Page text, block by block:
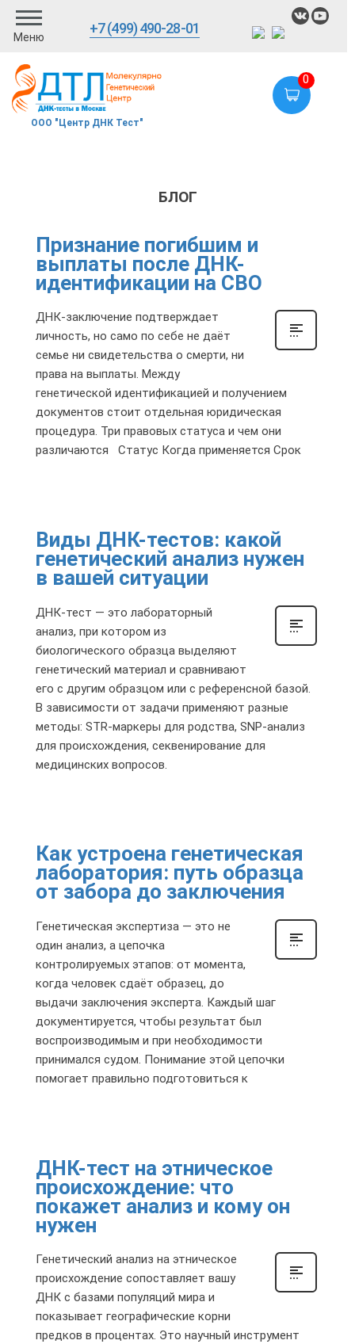
Меню
+7 (499) 490-28-01
ООО "Центр ДНК Тест"
0
БЛОГ
Признание погибшим и
выплаты после ДНК-
идентификации на СВО
ДНК-заключение подтверждает
личность, но само по себе не даёт
семье ни свидетельства о смерти, ни
права на выплаты. Между
генетической идентификацией и получением
документов стоит отдельная юридическая
процедура. Три правовых статуса и чем они
различаются Статус Когда применяется Срок
Виды ДНК-тестов: какой
генетический анализ нужен
в вашей ситуации
ДНК-тест — это лабораторный
анализ, при котором из
биологического образца выделяют
генетический материал и сравнивают
его с другим образцом или с референсной базой.
В зависимости от задачи применяют разные
методы: STR-маркеры для родства, SNP-анализ
для происхождения, секвенирование для
медицинских вопросов.
Как устроена генетическая
лаборатория: путь образца
от забора до заключения
Генетическая экспертиза — это не
один анализ, а цепочка
контролируемых этапов: от момента,
когда человек сдаёт образец, до
выдачи заключения эксперта. Каждый шаг
документируется, чтобы результат был
воспроизводимым и при необходимости
принимался судом. Понимание этой цепочки
помогает правильно подготовиться к
ДНК-тест на этническое
происхождение: что
покажет анализ и кому он
нужен
Генетический анализ на этническое
происхождение сопоставляет вашу
ДНК с базами популяций мира и
показывает географические корни
предков в процентах. Это научный инструмент